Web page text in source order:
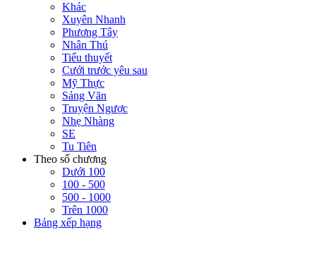
Khác
Xuyên Nhanh
Phương Tây
Nhân Thú
Tiểu thuyết
Cưới trước yêu sau
Mỹ Thực
Sảng Văn
Truyện Ngược
Nhẹ Nhàng
SE
Tu Tiên
Theo số chương
Dưới 100
100 - 500
500 - 1000
Trên 1000
Bảng xếp hạng